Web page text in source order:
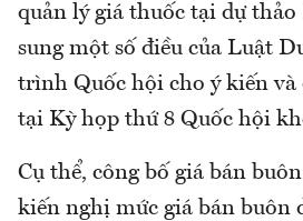
quản lý giá thuốc tại dự thảo
sung một số điều của Luật
trình Quốc hội cho ý kiến và
tại Kỳ họp thứ 8 Quốc hội
Cụ thể, công bố giá bán
kiến nghị mức giá bán buôn